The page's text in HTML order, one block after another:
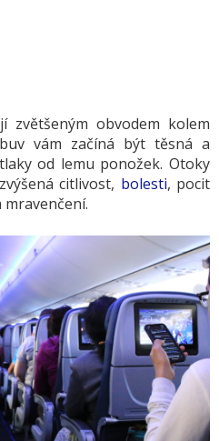
zvětšeným obvodem kolem
vám začíná být těsná a
od lemu ponožek. Otoky
citlivost, bolesti, pocit